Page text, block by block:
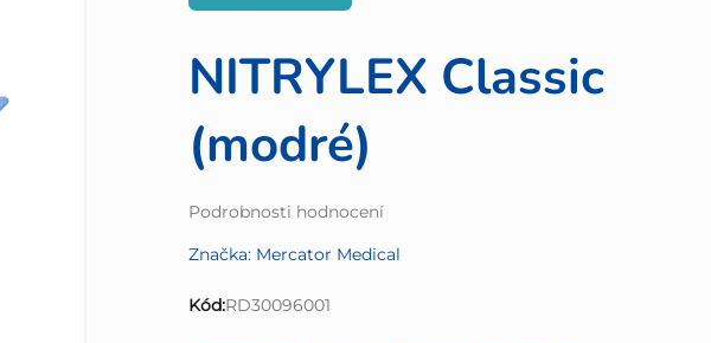
NITRYLEX Classic
(modré)
Průměrné
produktu
0,0
Podrobnosti hodnocení
Značka: Mercator Medical
Kód:RD30096001